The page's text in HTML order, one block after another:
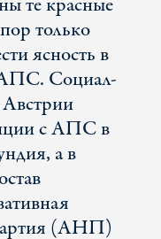
только
ясность в
Социал-
с АПС в
а в
(АНП)